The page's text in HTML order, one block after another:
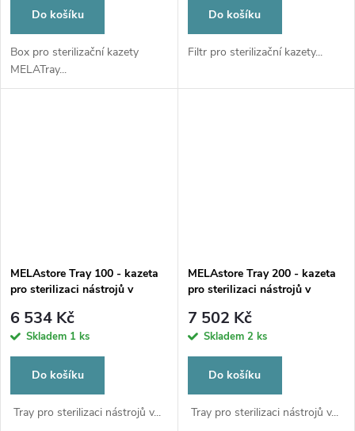
Do košíku
Box pro sterilizační kazety
MELATray...
Do košíku
Filtr pro sterilizační kazety...
MELAstore Tray 100 - kazeta
pro sterilizaci nástrojů v
6 534 Kč
Skladem 1 ks
Do košíku
Tray pro sterilizaci nástrojů v...
MELAstore Tray 200 - kazeta
pro sterilizaci nástrojů v
7 502 Kč
Skladem 2 ks
Do košíku
Tray pro sterilizaci nástrojů v...